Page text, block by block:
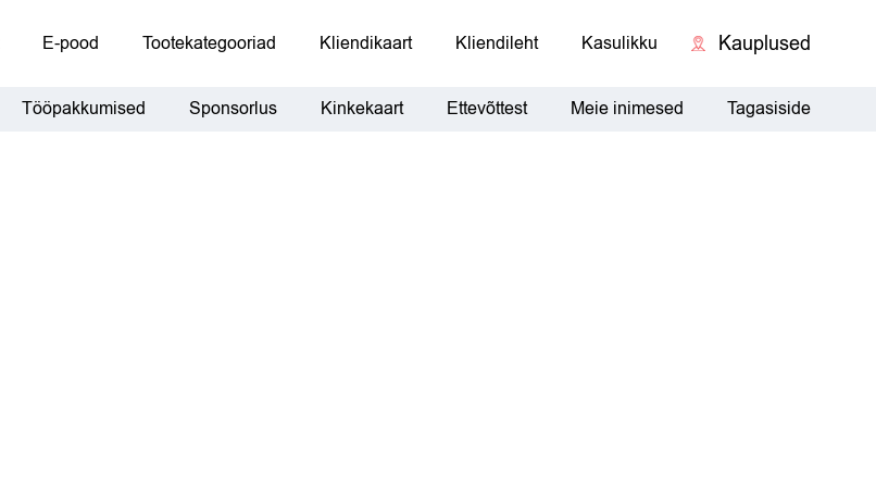
E-pood Tootekategooriad Kliendikaart Kliendileht Kasulikku Kauplused
Tööpakkumised Sponsorlus Kinkekaart Ettevõttest Meie inimesed Tagasiside